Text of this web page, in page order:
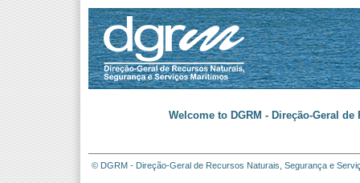
Welcome to DGRM - Direção-Geral
© DGRM - Direção-Geral de Recursos Naturais, Segurança e